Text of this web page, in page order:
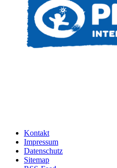
Kontakt
Impressum
Datenschutz
Sitemap